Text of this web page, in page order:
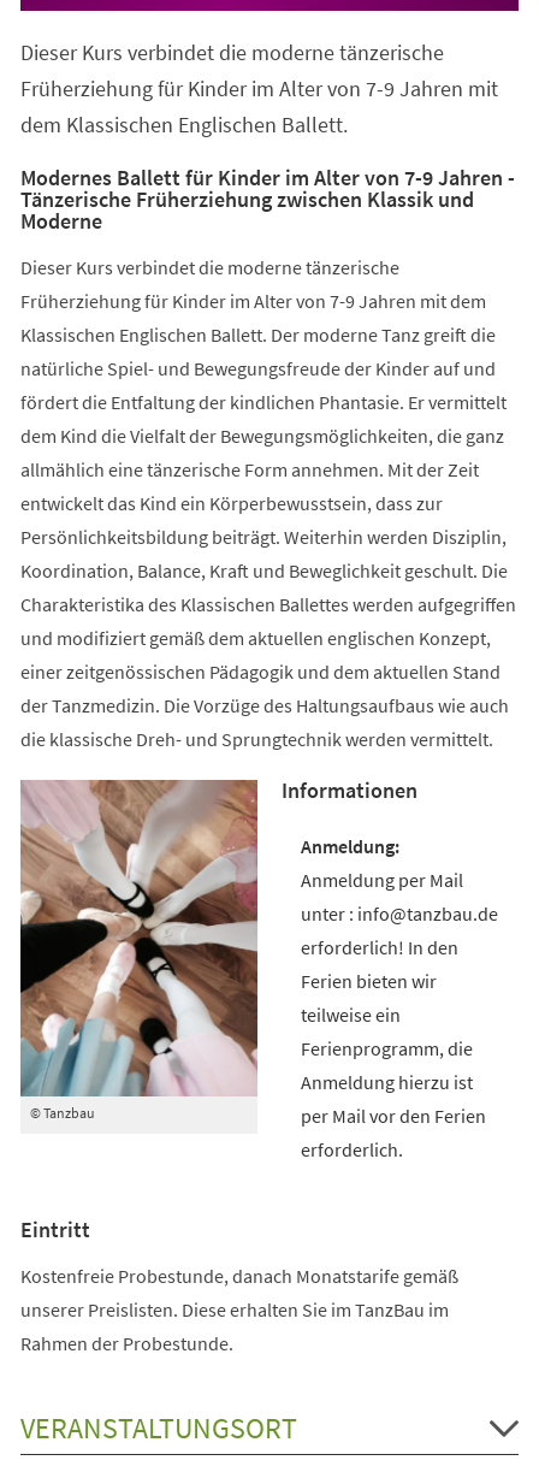
Dieser Kurs verbindet die moderne tänzerische
Früherziehung für Kinder im Alter von 7-9 Jahren mit
dem Klassischen Englischen Ballett.
Modernes Ballett für Kinder im Alter von 7-9 Jahren -
Tänzerische Früherziehung zwischen Klassik und
Moderne
Dieser Kurs verbindet die moderne tänzerische
Früherziehung für Kinder im Alter von 7-9 Jahren mit dem
Klassischen Englischen Ballett. Der moderne Tanz greift die
natürliche Spiel- und Bewegungsfreude der Kinder auf und
fördert die Entfaltung der kindlichen Phantasie. Er vermittelt
dem Kind die Vielfalt der Bewegungsmöglichkeiten, die ganz
allmählich eine tänzerische Form annehmen. Mit der Zeit
entwickelt das Kind ein Körperbewusstsein, dass zur
Persönlichkeitsbildung beiträgt. Weiterhin werden Disziplin,
Koordination, Balance, Kraft und Beweglichkeit geschult. Die
Charakteristika des Klassischen Ballettes werden aufgegriffen
und modifiziert gemäß dem aktuellen englischen Konzept,
einer zeitgenössischen Pädagogik und dem aktuellen Stand
der Tanzmedizin. Die Vorzüge des Haltungsaufbaus wie auch
die klassische Dreh- und Sprungtechnik werden vermittelt.
© Tanzbau
Informationen
Anmeldung per Mail
unter : info@tanzbau.de
erforderlich! In den
Ferien bieten wir
teilweise ein
Ferienprogramm, die
Anmeldung hierzu ist
per Mail vor den Ferien
erforderlich.
Eintritt
Kostenfreie Probestunde, danach Monatstarife gemäß
unserer Preislisten. Diese erhalten Sie im TanzBau im
Rahmen der Probestunde.
VERANSTALTUNGSORT